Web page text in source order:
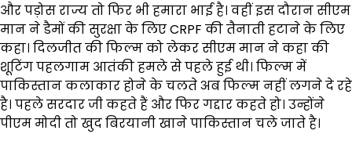
और पड़ोस राज्य तो फिर भी हमारा भाई है। वहीं इस दौरान सीएम
मान ने डैमों की सुरक्षा के लिए CRPF की तैनाती हटाने के लिए
कहा। दिलजीत की फिल्म को लेकर सीएम मान ने कहा की
शूटिंग पहलगाम आतंकी हमले से पहले हुई थी। फिल्म में
पाकिस्तान कलाकार होने के चलते अब फिल्म नहीं लगने दे रहे
है। पहले सरदार जी कहते हैं और फिर गद्दार कहते हो। उन्होंने
पीएम मोदी तो खुद बिरयानी खाने पाकिस्तान चले जाते है।